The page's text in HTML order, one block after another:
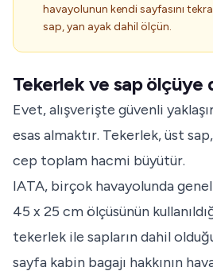
havayolunun kendi sayfasını
sap, yan ayak dahil ölçün.
Tekerlek ve sap ölçüye
Evet, alışverişte güvenli
esas almaktır. Tekerlek, üst sap,
cep toplam hacmi büyütür.
IATA, birçok havayolunda
45 x 25 cm ölçüsünün
tekerlek ile sapların dahil
sayfa kabin bagajı hakkının